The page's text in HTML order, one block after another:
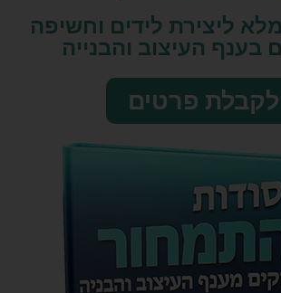
ליצירת לידים וחשיפה
בענף העיצוב והבנייה
לקבלת פרטים